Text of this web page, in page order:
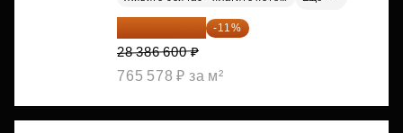
25 264 074 ₽ -11%
28 386 600 ₽
765 578 ₽ за м²